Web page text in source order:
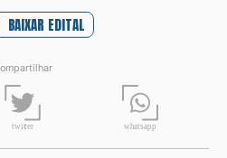
BAIXAR EDITAL
twitter whatsapp